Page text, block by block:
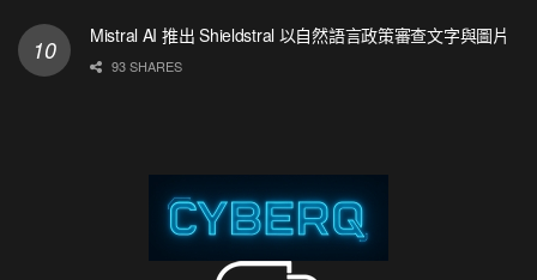
Mistral AI 推出 Shieldstral 以自然語言政策審查文字與圖片
93 SHARES